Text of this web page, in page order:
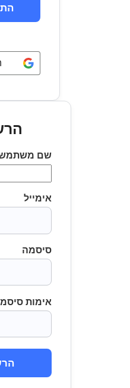
שם משתמש
אימייל
סיסמה
אימות סיסמה